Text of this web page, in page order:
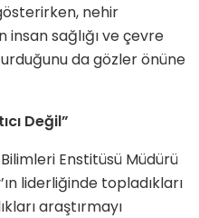
nehir
insan sağlığı ve çevre
da gözler önüne
Değil”
Enstitüsü Müdürü
liderliğinde topladıkları
araştırmayı